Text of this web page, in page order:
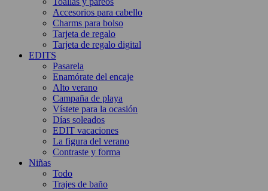
Accesorios para cabello
Charms para bolso
Tarjeta de regalo
Tarjeta de regalo digital
EDITS
Pasarela
Enamórate del encaje
Alto verano
Campaña de playa
Vístete para la ocasión
Días soleados
EDIT vacaciones
La figura del verano
Contraste y forma
Niñas
Todo
Trajes de baño